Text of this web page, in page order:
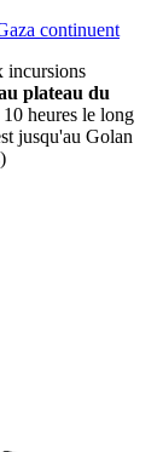
continuent
incursions
plateau du
heures le long
jusqu'au Golan